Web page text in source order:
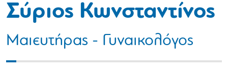
Σύριος Κωνσταντίνος
Μαιευτήρας - Γυναικολόγος